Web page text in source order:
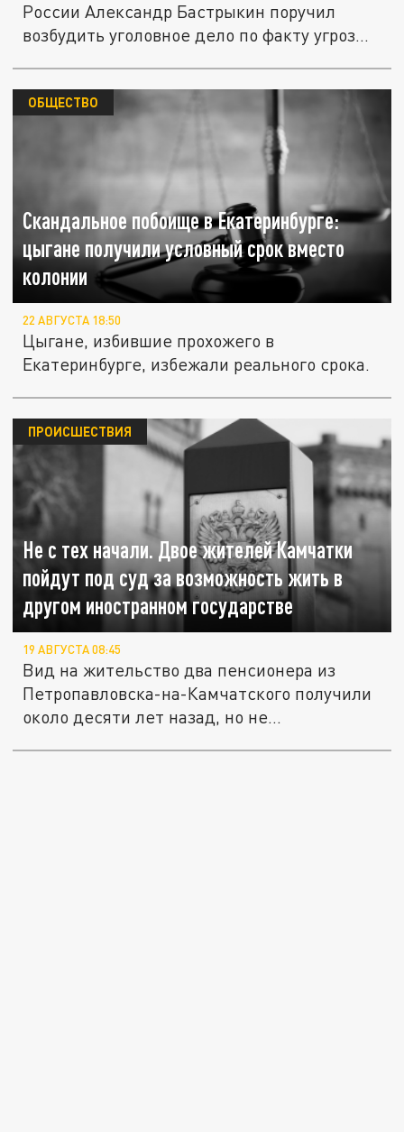
России Александр Бастрыкин поручил
возбудить уголовное дело по факту угроз...
Скандальное побоище в Екатеринбурге:
цыгане получили условный срок вместо
колонии
ОБЩЕСТВО
22 АВГУСТА 18:50
Цыгане, избившие прохожего в
Екатеринбурге, избежали реального срока.
Не с тех начали. Двое жителей Камчатки
пойдут под суд за возможность жить в
другом иностранном государстве
ПРОИСШЕСТВИЯ
19 АВГУСТА 08:45
Вид на жительство два пенсионера из
Петропавловска-на-Камчатского получили
около десяти лет назад, но не...